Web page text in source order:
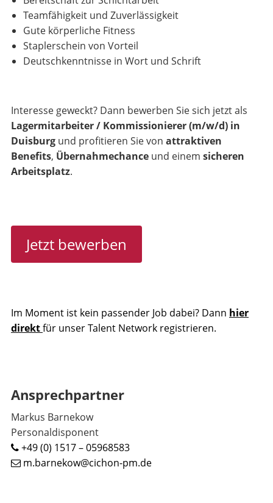
Teamfähigkeit und Zuverlässigkeit
Gute körperliche Fitness
Staplerschein von Vorteil
Deutschkenntnisse in Wort und Schrift
Interesse geweckt? Dann bewerben Sie sich jetzt als
Lagermitarbeiter / Kommissionierer (m/w/d) in
Duisburg und profitieren Sie von attraktiven
Benefits, Übernahmechance und einem sicheren
Arbeitsplatz.
Jetzt bewerben
Im Moment ist kein passender Job dabei? Dann hier
direktfür unser Talent Network registrieren.
Ansprechpartner
Markus Barnekow
Personaldisponent
+49 (0) 1517 – 05968583
m.barnekow@cichon-pm.de